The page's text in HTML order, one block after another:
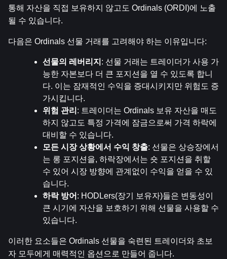
통해 자산을 직접 보유하지 않고도 Ordinals (ORDI)에 노출
될 수 있습니다.
다음은 Ordinals 선물 거래를 고려해야 하는 이유입니다:
선물의 레버리지 : 선물 거래는 트레이더가 사용 가
능한 자본보다 더 큰 포지션을 열 수 있도록 합니
다. 이는 잠재적인 수익을 증대시키지만 위험도 증
가시킵니다.
위험 관리 : 트레이더는 Ordinals 보유 자산을 매도
하지 않고도 특정 가격에 잠금으로써 가격 하락에
대비할 수 있습니다.
모든 시장 상황에서 수익 창출: 선물은 상승장에서
는 롱 포지션을, 하락장에서는 숏 포지션을 취할
수 있어 시장 방향에 관계없이 수익을 얻을 수 있
습니다.
하락 방어 : HODLers(장기 보유자)들은 변동성이
큰 시기에 자산을 보호하기 위해 선물을 사용할 수
있습니다.
이러한 요소들은 Ordinals 선물을 숙련된 트레이더와 초보
자 모두에게 매력적인 옵션으로 만들어 줍니다.